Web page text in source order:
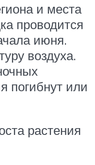
и места
проводится
июня.
воздуха.
погибнут или
растения